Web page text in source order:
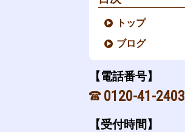
トップ
ブログ
【電話番号】
0120-41-2403
【受付時間】